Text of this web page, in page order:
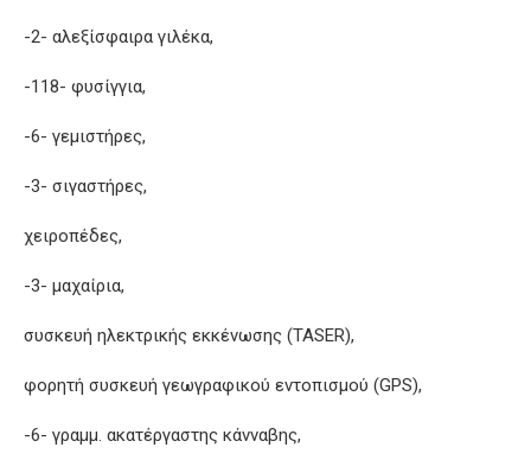
-2- αλεξίσφαιρα γιλέκα,
-118- φυσίγγια,
-6- γεμιστήρες,
-3- σιγαστήρες,
χειροπέδες,
-3- μαχαίρια,
συσκευή ηλεκτρικής εκκένωσης (TASER),
φορητή συσκευή γεωγραφικού εντοπισμού (GPS),
-6- γραμμ. ακατέργαστης κάνναβης,